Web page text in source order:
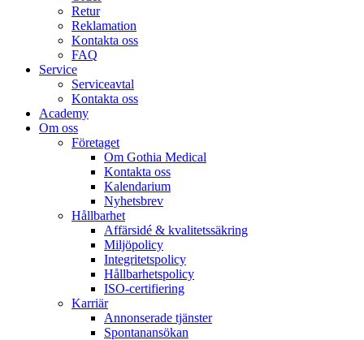
Retur
Reklamation
Kontakta oss
FAQ
Service
Serviceavtal
Kontakta oss
Academy
Om oss
Företaget
Om Gothia Medical
Kontakta oss
Kalendarium
Nyhetsbrev
Hållbarhet
Affärsidé & kvalitetssäkring
Miljöpolicy
Integritetspolicy
Hållbarhetspolicy
ISO-certifiering
Karriär
Annonserade tjänster
Spontanansökan